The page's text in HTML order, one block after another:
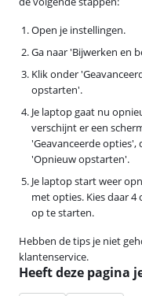
Open je instellingen.
Ga naar 'Bijwerken en
Klik onder
opstarten'.
Je laptop gaat nu
verschijnt er een
'Geavanceerde
'Opnieuw opstarten'.
Je laptop start weer
met opties. Kies daar
op te starten.
Hebben de tips je niet
klantenservice.
Heeft deze pagina